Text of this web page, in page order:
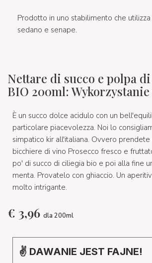
Prodotto in uno stabilimento che
sedano e senape.
Nettare di succo e polpa
BIO 200ml:
È un succo dolce acidulo con un
particolare piacevolezza. Noi lo
simpatico kir all'italiana. Ovvero prendete
bicchiere di vino Prosecco fresco e
po' di succo di ciliegia bio e poi alla fine
menta. Provatelo con ghiaccio. Un
molto intrigante.
€ 3,96 dla 200ml
✌ DAWANIE JEST FAJNE!